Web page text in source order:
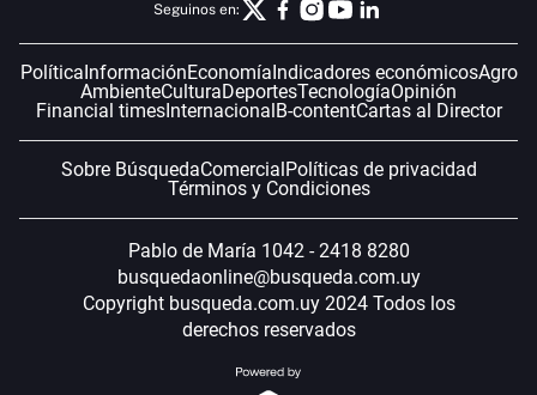
Seguinos en:
Política InformaciónEconomía Indicadores económicosAgro
AmbienteCulturaDeportesTecnologíaOpinión
Financial timesInternacional B-contentCartas al Director
Sobre BúsquedaComercial Políticas de privacidad
Términos y Condiciones
Pablo de María 1042 - 2418 8280
busquedaonline@busqueda.com.uy
Copyright busqueda.com.uy 2024 Todos los
derechos reservados